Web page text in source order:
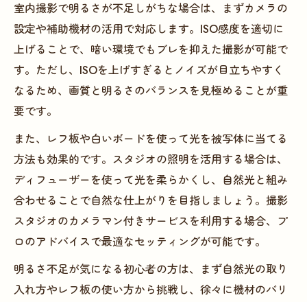
室内撮影で明るさが不足しがちな場合は、まずカメラの
設定や補助機材の活用で対応します。ISO感度を適切に
上げることで、暗い環境でもブレを抑えた撮影が可能で
す。ただし、ISOを上げすぎるとノイズが目立ちやすく
なるため、画質と明るさのバランスを見極めることが重
要です。
また、レフ板や白いボードを使って光を被写体に当てる
方法も効果的です。スタジオの照明を活用する場合は、
ディフューザーを使って光を柔らかくし、自然光と組み
合わせることで自然な仕上がりを目指しましょう。撮影
スタジオのカメラマン付きサービスを利用する場合、プ
ロのアドバイスで最適なセッティングが可能です。
明るさ不足が気になる初心者の方は、まず自然光の取り
入れ方やレフ板の使い方から挑戦し、徐々に機材のバリ